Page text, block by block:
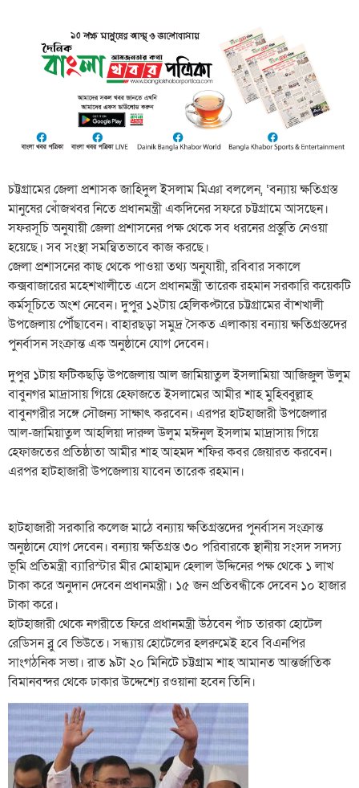
চট্টগ্রামের জেলা প্রশাসক জাহিদুল ইসলাম মিঞা বললেন, ‘বন্যায় ক্ষতিগ্রস্ত
মানুষের খোঁজখবর নিতে প্রধানমন্ত্রী একদিনের সফরে চট্টগ্রামে আসছেন।
সফরসূচি অনুযায়ী জেলা প্রশাসনের পক্ষ থেকে সব ধরনের প্রস্তুতি নেওয়া
হয়েছে। সব সংস্থা সমন্বিতভাবে কাজ করছে।
জেলা প্রশাসনের কাছ থেকে পাওয়া তথ্য অনুযায়ী, রবিবার সকালে
কক্সবাজারের মহেশখালীতে এসে প্রধানমন্ত্রী তারেক রহমান সরকারি কয়েকটি
কর্মসূচিতে অংশ নেবেন। দুপুর ১২টায় হেলিকপ্টারে চট্টগ্রামের বাঁশখালী
উপজেলায় পৌঁছাবেন। বাহারছড়া সমুদ্র সৈকত এলাকায় বন্যায় ক্ষতিগ্রস্তদের
পুনর্বাসন সংক্রান্ত এক অনুষ্ঠানে যোগ দেবেন।
দুপুর ১টায় ফটিকছড়ি উপজেলায় আল জামিয়াতুল ইসলামিয়া আজিজুল উলুম
বাবুনগর মাদ্রাসায় গিয়ে হেফাজতে ইসলামের আমীর শাহ মুহিব্বুল্লাহ
বাবুনগরীর সঙ্গে সৌজন্য সাক্ষাৎ করবেন। এরপর হাটহাজারী উপজেলার
আল-জামিয়াতুল আহলিয়া দারুল উলুম মঈনুল ইসলাম মাদ্রাসায় গিয়ে
হেফাজতের প্রতিষ্ঠাতা আমীর শাহ আহমদ শফির কবর জেয়ারত করবেন।
এরপর হাটহাজারী উপজেলায় যাবেন তারেক রহমান।
হাটহাজারী সরকারি কলেজ মাঠে বন্যায় ক্ষতিগ্রস্তদের পুনর্বাসন সংক্রান্ত
অনুষ্ঠানে যোগ দেবেন। বন্যায় ক্ষতিগ্রস্ত ৩০ পরিবারকে স্থানীয় সংসদ সদস্য
ভূমি প্রতিমন্ত্রী ব্যারিস্টার মীর মোহাম্মদ হেলাল উদ্দিনের পক্ষ থেকে ১ লাখ
টাকা করে অনুদান দেবেন প্রধানমন্ত্রী। ১৫ জন প্রতিবন্ধীকে দেবেন ১০ হাজার
টাকা করে।
হাটহাজারী থেকে নগরীতে ফিরে প্রধানমন্ত্রী উঠবেন পাঁচ তারকা হোটেল
রেডিসন ব্লু বে ভিউতে। সন্ধ্যায় হোটেলের হলরুমেই হবে বিএনপির
সাংগঠনিক সভা। রাত ৯টা ২০ মিনিটে চট্টগ্রাম শাহ আমানত আন্তর্জাতিক
বিমানবন্দর থেকে ঢাকার উদ্দেশ্যে রওয়ানা হবেন তিনি।